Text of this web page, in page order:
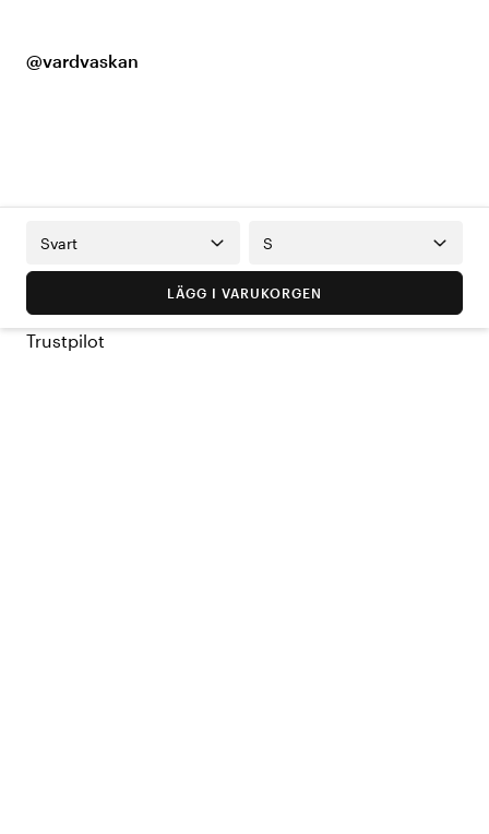
@vardvaskan
Svart S
LÄGG I VARUKORGEN
Trustpilot